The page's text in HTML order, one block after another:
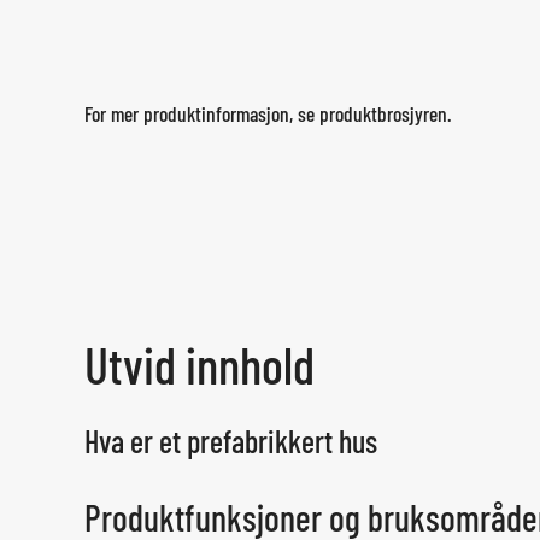
For mer produktinformasjon, se produktbrosjyren.
Utvid innhold
Hva er et prefabrikkert hus
Produktfunksjoner og